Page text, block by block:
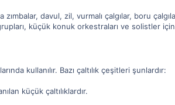
davul, zil, vurmalı çalgılar, boru
küçük konuk orkestraları ve solistler için
kullanılır. Bazı çaltılık çeşitleri şunlardır:
küçük çaltılıklardır.